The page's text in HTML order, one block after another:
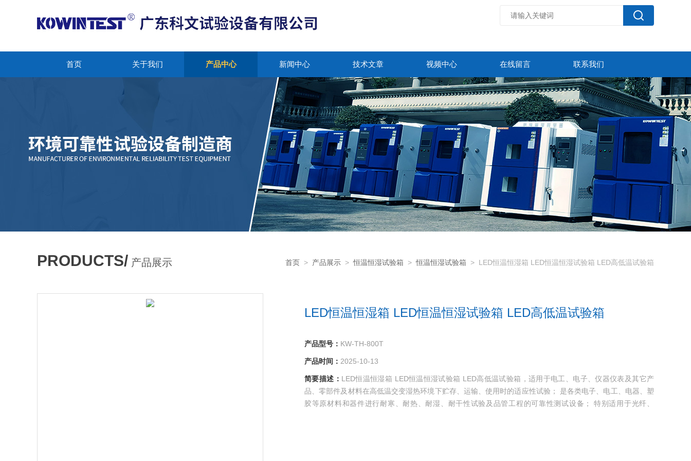
首页 关于我们 产品中心 新闻中心 技术文章 视频中心 在线留言 联系我们
PRODUCTS/ 产品展示 首页 > 产品展示 >恒温恒湿试验箱 >恒温恒湿试验箱 > LED恒温恒湿箱 LED恒温恒湿试验箱 LED高低温试验箱
LED恒温恒湿箱 LED恒温恒湿试验箱 LED高低温试验箱
产品型号： KW-TH-800T
产品时间： 2025-10-13
简要描述： LED恒温恒湿箱 LED恒温恒湿试验箱 LED高低温试验箱，适用于电工、电子、仪器仪表及其它产
品、零部件及材料在高低温交变湿热环境下贮存、运输、使用时的适应性试验； 是各类电子、电工、电器、塑
胶等原材料和器件进行耐寒、耐热、耐湿、耐干性试验及品管工程的可靠性测试设备； 特别适用于光纤、